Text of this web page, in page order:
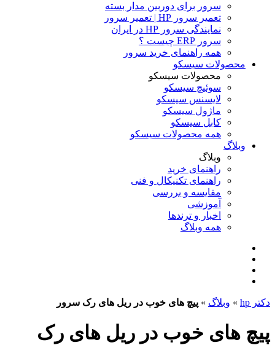
سرور برای دوربین مدار بسته
تعمیر سرور HP | تعمیر سرور
نمایندگی سرور HP در ایران
سرور ERP چیست ؟
همه راهنمای خرید سرور
محصولات سیسکو
محصولات سیسکو
سوئیچ سیسکو
لایسنس سیسکو
ماژول سیسکو
کابل سیسکو
همه محصولات سیسکو
وبلاگ
وبلاگ
راهنمای خرید
راهنمای تکنیکال و فنی
مقایسه و بررسی
آموزشی
اخبار و ترندها
همه وبلاگ
دکتر hp » وبلاگ » پیچ های خوب در ریل های رک سرور
پیچ های خوب در ریل های رک